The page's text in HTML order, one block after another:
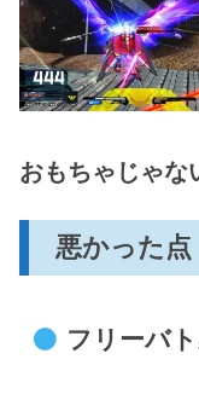
おもちゃじゃな
悪かった点
フリーバ